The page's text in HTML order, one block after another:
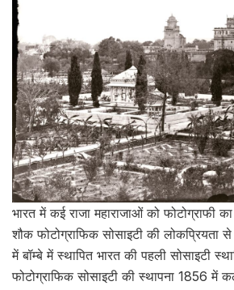
भारत में कई राजा महाराजाओं को फोटोग्राफी
शौक फोटोग्राफिक सोसाइटी की
में बॉम्बे में स्थापित भारत की पहली सोसाइटी
फोटोग्राफिक सोसाइटी की स्थापना 1856 में